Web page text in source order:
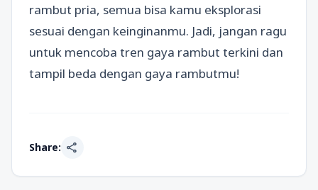
rambut pria, semua bisa kamu eksplorasi
sesuai dengan keinginanmu. Jadi, jangan ragu
untuk mencoba tren gaya rambut terkini dan
tampil beda dengan gaya rambutmu!
Share: share